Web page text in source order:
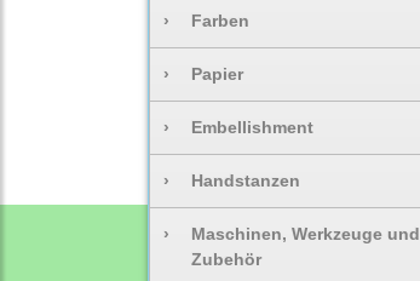
› Farben
› Papier
› Embellishment
› Handstanzen
›
Maschinen, Werkzeuge und
Zubehör